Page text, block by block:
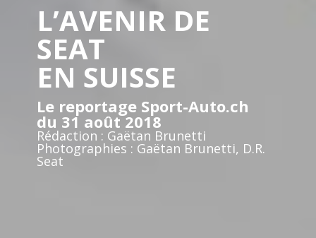
L’AVENIR DE
SEAT
EN SUISSE
Le reportage Sport-Auto.ch
du 31 août 2018
Rédaction : Gaëtan Brunetti
Photographies : Gaëtan Brunetti, D.R.
Seat